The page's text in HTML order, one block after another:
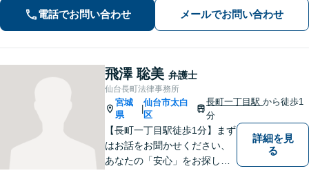
と変え、未来を見据えて全力で伴走い
たします。【電話・メール・WEB相談
電話でお問い合わせ メールでお問い合わせ
飛澤 聡美 弁護士
仙台長町法律事務所
宮城
県
|
仙台市太白
区
長町一丁目駅から徒歩1
分
【長町一丁目駅徒歩1分】まず
はお話をお聞かせください、
あなたの「安心」をお探しし
詳細を見
る